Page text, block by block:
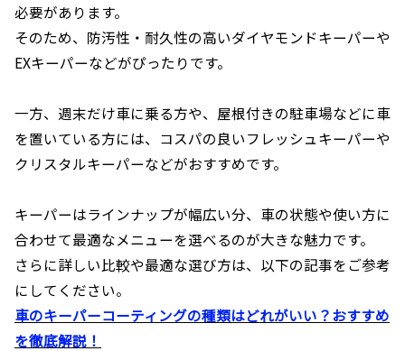
必要があります。
そのため、防汚性・耐久性の高いダイヤモンドキーパーや
EXキーパーなどがぴったりです。
一方、週末だけ車に乗る方や、屋根付きの駐車場などに車
を置いている方には、コスパの良いフレッシュキーパーや
クリスタルキーパーなどがおすすめです。
キーパーはラインナップが幅広い分、車の状態や使い方に
合わせて最適なメニューを選べるのが大きな魅力です。
さらに詳しい比較や最適な選び方は、以下の記事をご参考
にしてください。
車のキーパーコーティングの種類はどれがいい？おすすめ
を徹底解説！